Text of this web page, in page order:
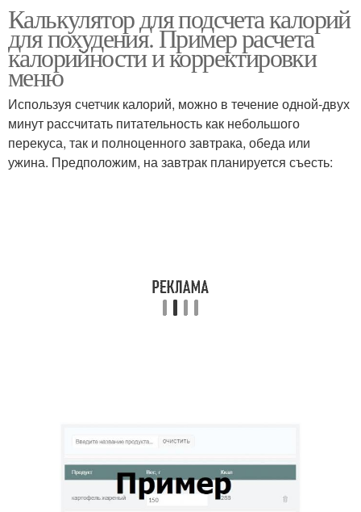
Калории для набора
Калькулятор для подсчета калорий
для похудения. Пример расчета
калорийности и корректировки
меню
Используя счетчик калорий, можно в течение одной-двух
минут рассчитать питательность как небольшого
перекуса, так и полноценного завтрака, обеда или
ужина. Предположим, на завтрак планируется съесть: